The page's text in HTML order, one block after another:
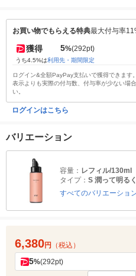
お買い物でもらえる特典最大付与率
獲得 5%(292pt)
うち4.5%は利用先・期間限定
ログイン&全額PayPay支払いで獲得できます
表示よりも実際の付与数、付与率が少ない場
い。
ログインはこちら
バリエーション
容量： レフィル/130ml
タイプ： S 潤って明る
すべてのバリエーショ
6,380円 （税込）
5%(292pt)